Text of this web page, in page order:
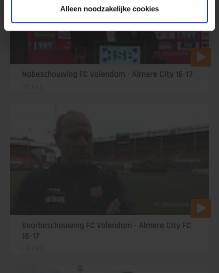
Alleen noodzakelijke cookies
Nabeschouwing FC Volendam - Almere City 16-17
05 aug
Voorbeschouwing FC Volendam - Almere City FC
16-17
04 aug